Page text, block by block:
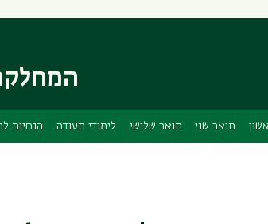
תואר שני תואר שלישי לימודי תעודה הנחיות